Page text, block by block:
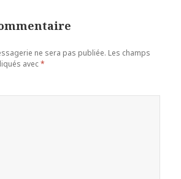
ne sera pas publiée. Les champs
avec*